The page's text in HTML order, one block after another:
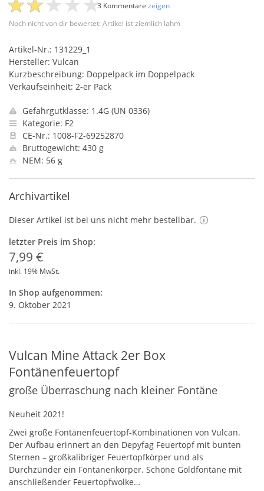
Noch nicht von dir bewertet: Artikel ist ziemlich lahm
3 Kommentare zeigen
Artikel-Nr.: 131229_1
Hersteller: Vulcan
Kurzbeschreibung: Doppelpack im Doppelpack
Verkaufseinheit: 2-er Pack
Gefahrgutklasse: 1.4G (UN 0336)
Kategorie: F2
CE-Nr.: 1008-F2-69252870
Bruttogewicht: 430 g
NEM: 56 g
Archivartikel
Dieser Artikel ist bei uns nicht mehr bestellbar.
letzter Preis im Shop:
7,99 €
inkl. 19% MwSt.
In Shop aufgenommen:
9. Oktober 2021
Vulcan Mine Attack 2er Box
Fontänenfeuertopf
große Überraschung nach kleiner Fontäne
Neuheit 2021!
Zwei große Fontänenfeuertopf-Kombinationen von Vulcan.
Der Aufbau erinnert an den Depyfag Feuertopf mit bunten
Sternen – großkalibriger Feuertopfkörper und als
Durchzünder ein Fontänenkörper. Schöne Goldfontäne mit
anschließender Feuertopfwolke…